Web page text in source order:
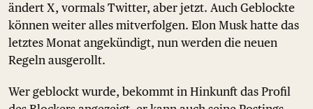
ändert X, vormals Twitter, aber jetzt. Auch Geblockte
können weiter alles mitverfolgen. Elon Musk hatte das
letztes Monat angekündigt, nun werden die neuen
Regeln ausgerollt.
Wer geblockt wurde, bekommt in Hinkunft das Profil